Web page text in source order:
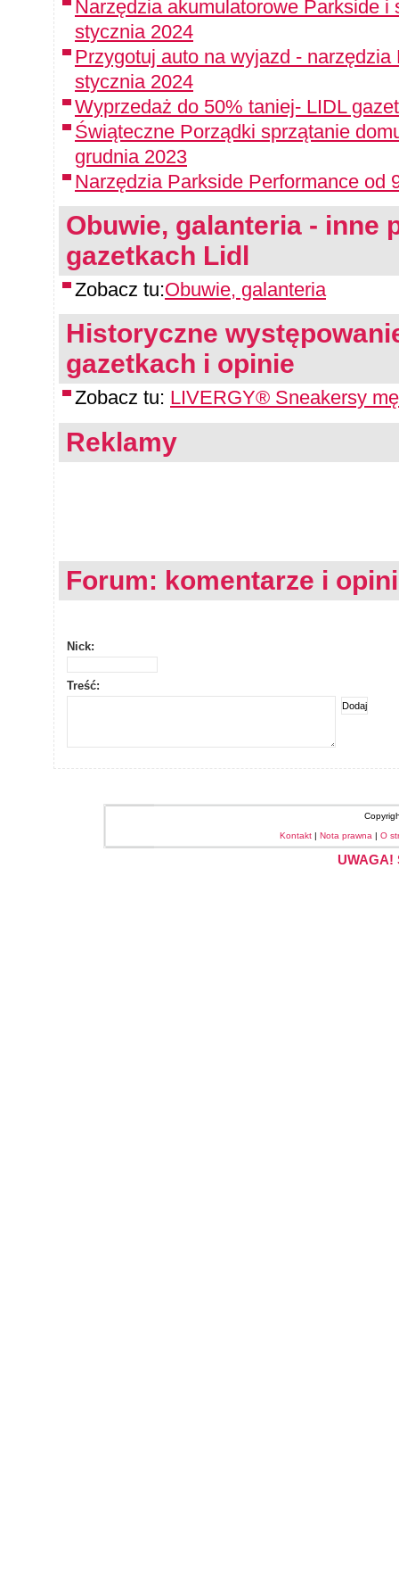
Narzędzia akumulatorowe Parkside
stycznia 2024
Przygotuj auto na wyjazd -
stycznia 2024
Wyprzedaż do 50% taniej- LIDL
Świąteczne Porządki sprzątanie
grudnia 2023
Narzędzia Parkside Performance od
Obuwie, galanteria - inne
gazetkach Lidl
Zobacz tu:Obuwie, galanteria
Historyczne
gazetkach i opinie
Zobacz tu: LIVERGY® Sneakersy
Reklamy
Forum: komentarze i
Nick:
Treść:
Kontakt
Nota prawna O
UWAGA!